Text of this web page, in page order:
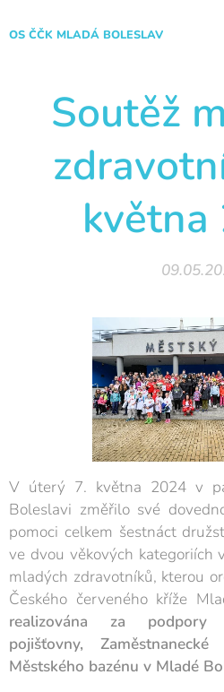
OS ČČK MLADÁ BOLESLAV
Soutěž
V úterý 7. května 2024 v
Boleslavi změřilo své
pomoci celkem šestnáct
ve dvou věkových kategoriích
mladých zdravotníků, kterou
Českého červeného kříže
realizována za podpory
pojišťovny,
Městského bazénu v Mladé